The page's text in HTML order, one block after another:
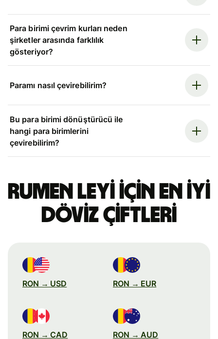
Para birimi çevrim kurları neden
şirketler arasında farklılık
gösteriyor?
Paramı nasıl çevirebilirim?
Bu para birimi dönüştürücü ile
hangi para birimlerini
çevirebilirim?
Rumen leyi için en iyi
döviz çiftleri
RON → USD RON → EUR
RON → CAD RON → AUD